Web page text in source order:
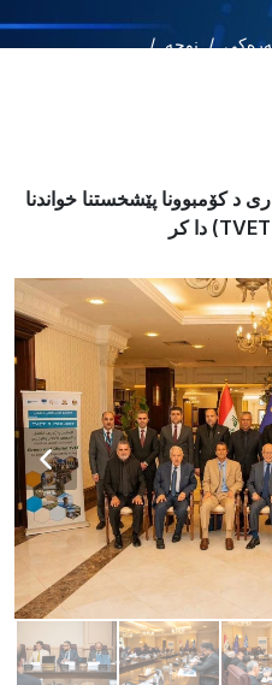
نوچە
د کۆمبوونا پێشخستنا خواندنا